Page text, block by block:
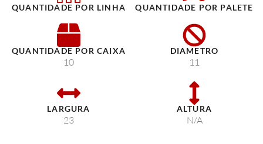
QUANTIDADE POR LINHA
QUANTIDADE POR CAIXA
10
LARGURA
23
QUANTIDADE POR PALETE
DIAMETRO
11
ALTURA
N/A